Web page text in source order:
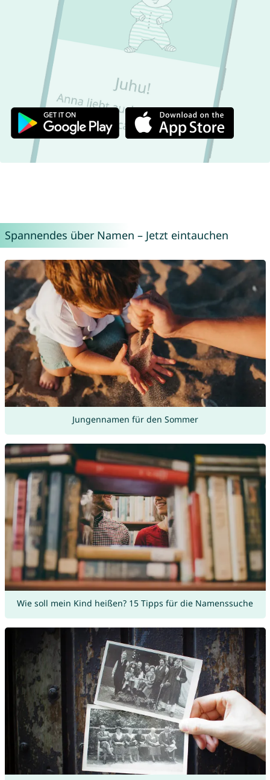
Spannendes über Namen – Jetzt eintauchen
Jungennamen für den Sommer
Wie soll mein Kind heißen? 15 Tipps für die Namenssuche